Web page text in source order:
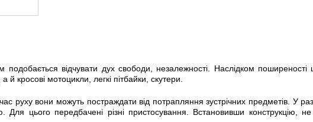
відчувати дух свободи, незалежності. Наслідком поширеності
кросові мотоцикли, легкі пітбайки, скутери.
руху вони можуть постраждати від потрапляння зустрічних предметів. У
цього передбачені різні пристосування. Встановивши конструкцію, не